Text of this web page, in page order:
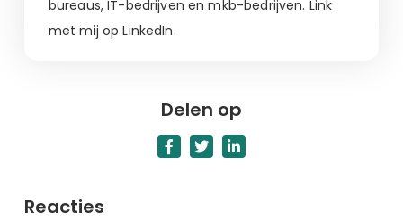
bureaus, IT-bedrijven en mkb-bedrijven. Link
met mij op LinkedIn.
Delen op
Reacties